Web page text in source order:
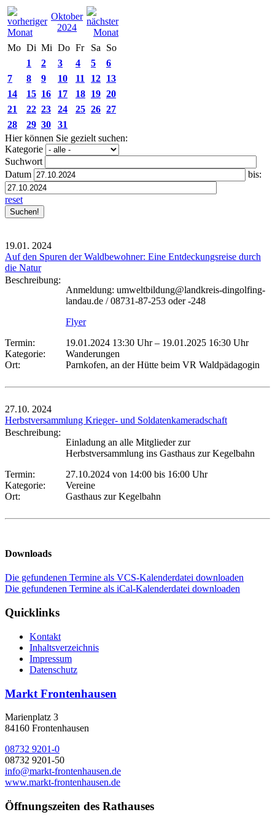
Oktober
2024
Mo Di Mi Do Fr Sa
So
1
2 3 4 5
6
7
8 9 10 11 12 13
14
15 16 17 18 19 20
21
22 23 24 25 26 27
28
29 30
31
Hier können Sie gezielt suchen:
Kategorie
Suchwort
Datum
bis:
reset
19.01. 2024
Auf den Spuren der Waldbewohner: Eine Entdeckungsreise durch
die Natur
Beschreibung:
Anmeldung: umweltbildung@landkreis-dingolfing-
landau.de / 08731-87-253 oder -248
Flyer
Termin:
19.01.2024 13:30 Uhr– 19.01.2025 16:30 Uhr
Kategorie:
Wanderungen
Ort:
Parnkofen, an der Hütte beim VR Waldpädagogin
27.10. 2024
Herbstversammlung Krieger- und Soldatenkameradschaft
Beschreibung:
Einladung an alle Mitglieder zur
Herbstversammlung ins Gasthaus zur Kegelbahn
Termin:
27.10.2024 von 14:00 bis 16:00 Uhr
Kategorie:
Vereine
Ort:
Gasthaus zur Kegelbahn
Downloads
Die gefundenen Termine als VCS-Kalenderdatei downloaden
Die gefundenen Termine als iCal-Kalenderdatei downloaden
Quicklinks
Kontakt
Inhaltsverzeichnis
Impressum
Datenschutz
Markt Frontenhausen
Marienplatz 3
84160 Frontenhausen
08732 9201-0
08732 9201-50
info@markt-frontenhausen.de
www.markt-frontenhausen.de
Öffnungszeiten des Rathauses